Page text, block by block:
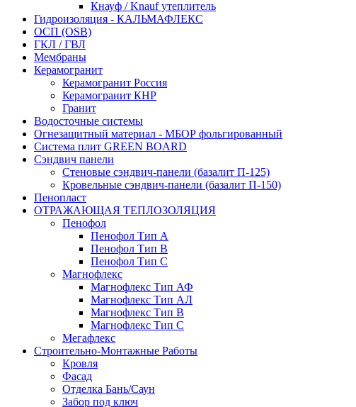
Кнауф / Knauf утеплитель
Гидроизоляция - КАЛЬМАФЛЕКС
ОСП (OSB)
ГКЛ / ГВЛ
Мембраны
Керамогранит
Керамогранит Россия
Керамогранит КНР
Гранит
Водосточные системы
Огнезащитный материал - МБОР фольгированный
Система плит GREEN BOARD
Сэндвич панели
Стеновые сэндвич-панели (базалит П-125)
Кровельные сэндвич-панели (базалит П-150)
Пенопласт
ОТРАЖАЮЩАЯ ТЕПЛОЗОЛЯЦИЯ
Пенофол
Пенофол Тип А
Пенофол Тип В
Пенофол Тип С
Магнофлекс
Магнофлекс Тип АФ
Магнофлекс Тип АЛ
Магнофлекс Тип В
Магнофлекс Тип С
Мегафлекс
Строительно-Монтажные Работы
Кровля
Фасад
Отделка Бань/Cаун
Забор под ключ